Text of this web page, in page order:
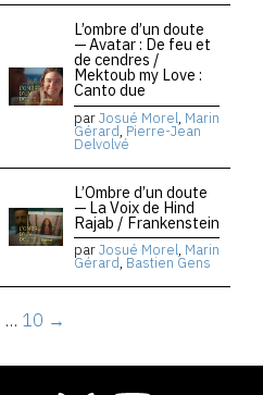
L’ombre d’un doute
— Avatar : De feu et
de cendres /
Mektoub my Love :
Canto due
parJosué Morel, Marin
Gérard, Pierre-Jean
Delvolvé
L’Ombre d’un doute
— La Voix de Hind
Rajab / Frankenstein
parJosué Morel, Marin
Gérard, Bastien Gens
… 10 →